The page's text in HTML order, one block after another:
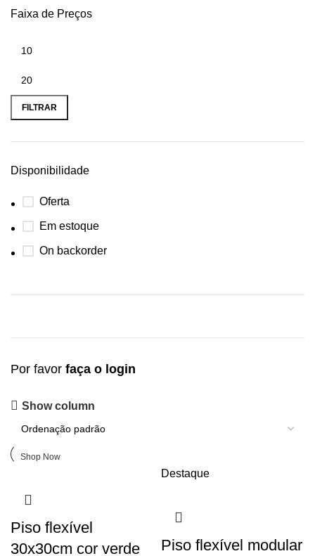
Faixa de Preços
FILTRAR
Disponibilidade
Oferta
Em estoque
On backorder
Por favor faça o login
Upholstered chair
Shop Now
Show column
Piso flexível
30x30cm cor verde
Destaque
Piso flexível modular